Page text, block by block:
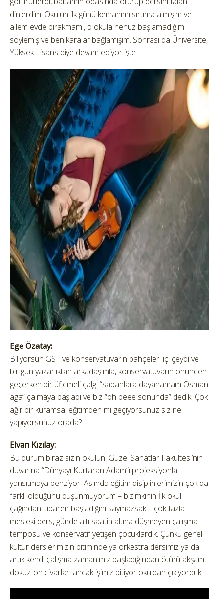
dinlerdim. Okulun ilk günü kemanımı sırtıma almışım ve
ailem evde bırakmamı, o okula henüz başlamadığımı
söylemiş ve ben karalar bağlamışım. Sonrası da Üniversite,
Yüksek Lisans diye devam ediyor işte.
Ege Özatay:
Biliyorsun GSF ve konservatuvarın bahçeleri iç içeydi ve
bir gün yazarlıktan arkadaşımla, konservatuvarın önünden
geçerken bir üflemeli çalgı “sabahlara dayanamam Osman
aga” çalmaya başladı ve biz “oh beee sonunda” dedik. Çok
ağır bir kuramsal eğitimden mi geçiyorsunuz siz ne
yapıyorsunuz orada?
Elvan Kızılay:
Bu durum biraz sizin okulun, Güzel Sanatlar Fakültesi’nin
duvarına “Dünyayı Kurtaran Adam”ı projeksiyonla
yansıtmaya benziyor. Aslında eğitim disiplinlerimizin çok da
farklı olduğunu düşünmüyorum – bizimkinin İlk okul
çağından itibaren başladığını saymazsak – çok fazla
mesleki ders, günde altı saatin altına düşmeyen çalışma
temposu ve konservatif yetişen çocuklardık. Çünkü genel
kültür derslerimizin bitiminde ya orkestra dersimiz ya da
artık kendi çalışma zamanımız başladığından ötürü akşam
dokuz-on civarları ancak işimiz bitiyor okuldan çıkıyorduk.